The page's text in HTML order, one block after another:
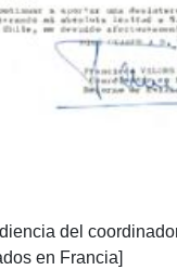
del
en Francia]